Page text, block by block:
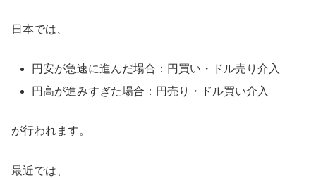
日本では、
円安が急速に進んだ場合：円買い・ドル売り介入
円高が進みすぎた場合：円売り・ドル買い介入
が行われます。
最近では、